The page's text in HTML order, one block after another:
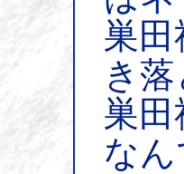
巣田
き落
巣
なん